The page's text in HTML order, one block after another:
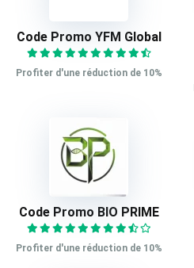
Code Promo YFM Global
Profiter d'une réduction de 10%
Code Promo BIO PRIME
Profiter d'une réduction de 10%